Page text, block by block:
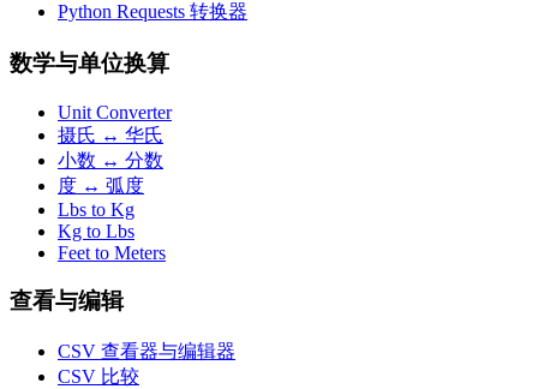
Python Requests 转换器
数学与单位换算
Unit Converter
摄氏 ↔ 华氏
小数 ↔ 分数
度 ↔ 弧度
Lbs to Kg
Kg to Lbs
Feet to Meters
查看与编辑
CSV 查看器与编辑器
CSV 比较